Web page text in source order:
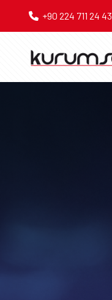
+90 224 711 24 43